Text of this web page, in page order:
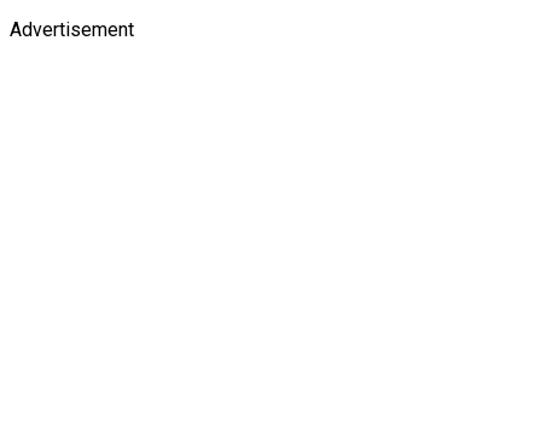
Advertisement